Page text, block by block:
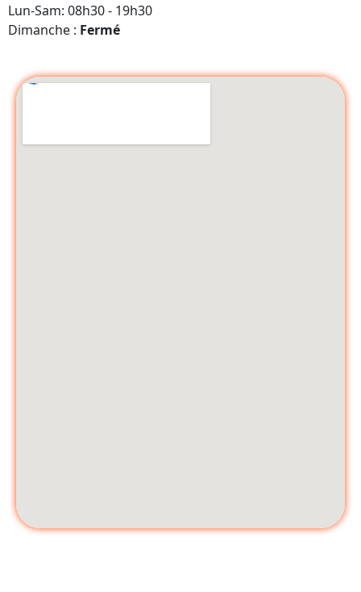
Lun-Sam: 08h30 - 19h30
Dimanche : Fermé